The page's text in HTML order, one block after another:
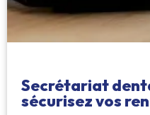
Secrétariat
sécurisez vos